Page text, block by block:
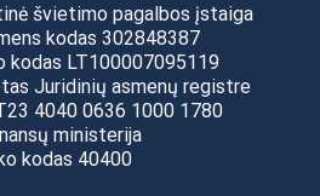
švietimo pagalbos įstaiga
kodas 302848387
kodas LT100007095119
Juridinių asmenų registre
4040 0636 1000 1780
ministerija
kodas 40400